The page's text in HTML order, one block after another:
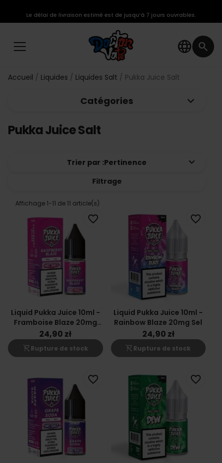
language search
Le délai de livraison estimé est de jusqu’à 7 jours ouvrables.
Accueil Liquides Liquides Salt Pukka Juice Salt
Catégories keyboard_arrow_down
Pukka Juice Salt
Trier par :Pertinence keyboard_arrow_down
Filtrage
Affichage 1-11 de 11 article(s)
Liquid Pukka Juice 10ml -
Framboise Blaze 20mg
Sel
24,90 zł
shopping_cart_off Rupture de stock
favorite_border
Liquid Pukka Juice 10ml -
Rainbow Blaze 20mg Sel
24,90 zł
shopping_cart_off Rupture de stock
favorite_border
favorite_border favorite_border